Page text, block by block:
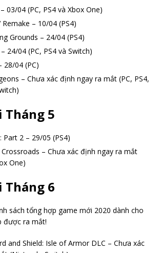
03/04 (PC, PS4 và Xbox One)
– 10/04 (PS4)
Grounds – 24/04 (PS4)
24/04 (PC, PS4 và Switch)
28/04 (PC)
– Chưa xác định ngay ra mắt (PC, PS4,
Tháng 5
Part 2 – 29/05 (PS4)
– Chưa xác định ngay ra mắt
One)
Tháng 6
and Shield: Isle of Armor DLC – Chưa xác